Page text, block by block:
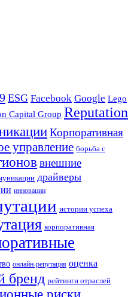
ESG Facebook Google Lego
Capital Group Reputation
Корпоративная
управление борьба с
внешние
драйверы
инновации
истории успеха
корпоративная
онлайн-репутация оценка
бренд рейтинги отраслей